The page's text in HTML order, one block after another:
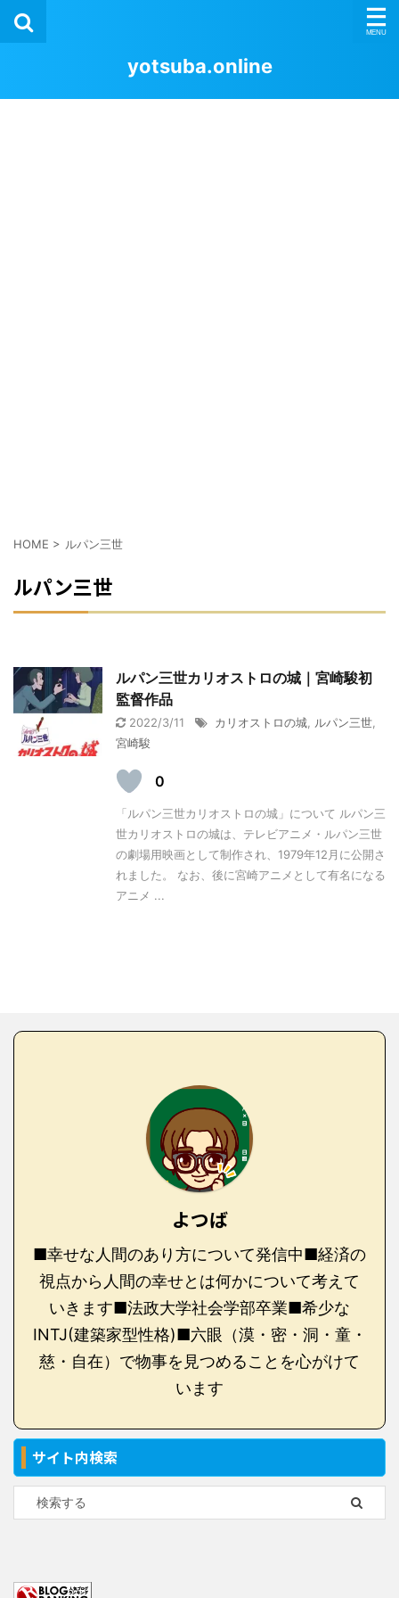
yotsuba.online
HOME > ルパン三世
ルパン三世
ルパン三世カリオストロの城｜宮崎駿初
監督作品
2022/3/11 カリオストロの城 ルパン三世
宮崎駿
0
「ルパン三世カリオストロの城」について ルパン三
世カリオストロの城は、テレビアニメ・ルパン三世
の劇場用映画として制作され、1979年12月に公開さ
れました。 なお、後に宮崎アニメとして有名になる
アニメ ...
よつば
■幸せな人間のあり方について発信中■経済の
視点から人間の幸せとは何かについて考えて
いきます■法政大学社会学部卒業■希少な
INTJ(建築家型性格)■六眼（漠・密・洞・童・
慈・自在）で物事を見つめることを心がけて
います
サイト内検索